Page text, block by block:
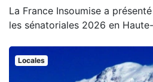
La France Insoumise a
les sénatoriales 2026 en
Locales